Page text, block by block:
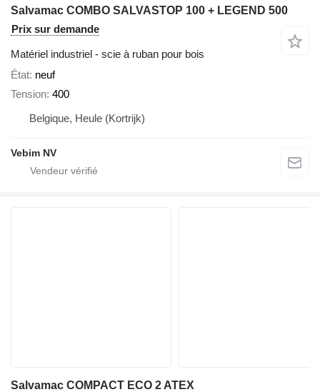
Salvamac COMBO SALVASTOP 100 + LEGEND 500
Prix sur demande
Matériel industriel - scie à ruban pour bois
État neuf
Tension 400
Belgique, Heule (Kortrijk)
Vebim NV
Salvamac COMPACT ECO 2 ATEX